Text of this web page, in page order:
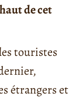
de cet
touristes
étrangers et